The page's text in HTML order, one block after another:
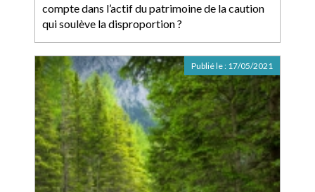
compte dans l’actif du patrimoine de la caution
qui soulève la disproportion ?
Publié le : 17/05/2021